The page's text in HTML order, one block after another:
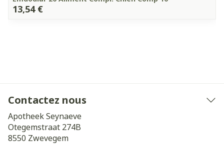
13,54 €
Contactez nous
Apotheek Seynaeve
Otegemstraat 274B
8550 Zwevegem